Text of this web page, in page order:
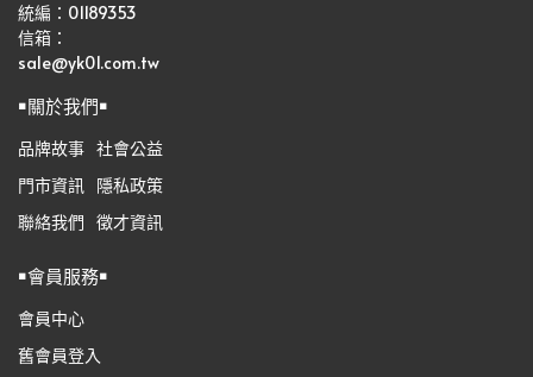
統編：01189353
信箱：
sale@yk01.com.tw
￭關於我們￭
品牌故事 社會公益
門市資訊 隱私政策
聯絡我們 徵才資訊
￭會員服務￭
會員中心
舊會員登入